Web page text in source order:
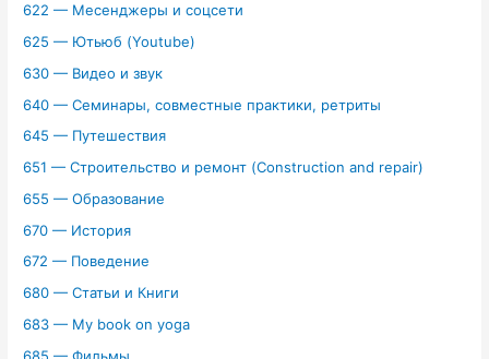
622 — Месенджеры и соцсети
625 — Ютьюб (Youtube)
630 — Видео и звук
640 — Семинары, совместные практики, ретриты
645 — Путешествия
651 — Строительство и ремонт (Construction and repair)
655 — Образование
670 — История
672 — Поведение
680 — Статьи и Книги
683 — My book on yoga
685 — Фильмы